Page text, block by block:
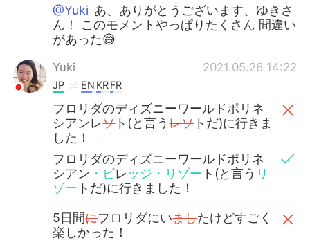
@Yuki あ、ありがとうございます、ゆきさ
ん！ このモメントやっぱりたくさん 間違い
があった😅
Yuki 2021.05.26 14:22
JP EN KRFR
フロリダのディズニーワールドポリネ
シアンレソト(と言うレソトだ)に行きま
した！
フロリダのディズニーワールドポリネ
シアン ・ビレ ッジ・リゾー ト(と言う リ
ゾー トだ)に行きました！
5日間にフロリダにいましたけどすごく
楽しかった！